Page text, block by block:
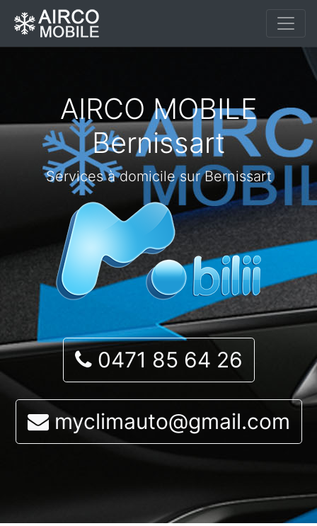
AIRCO MOBILE
Bernissart
Services à domicile sur Bernissart
0471 85 64 26
myclimauto@gmail.com